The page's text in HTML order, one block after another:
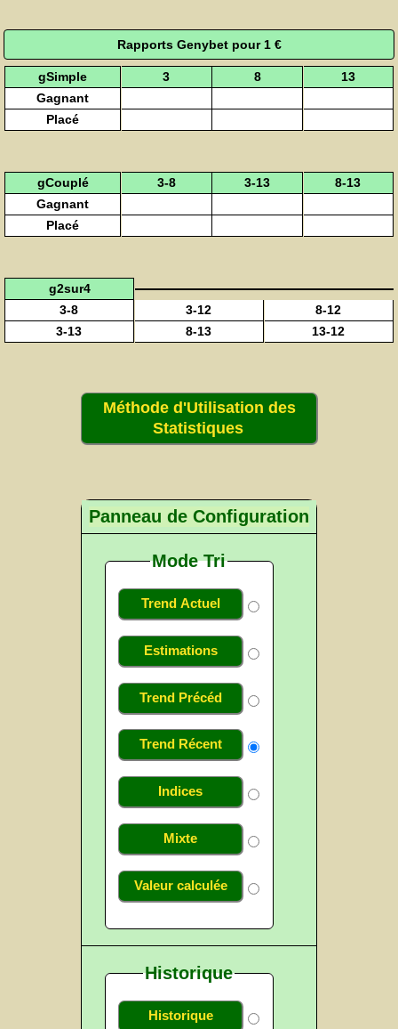
Rapports Genybet pour 1 €
gSimple 3 8
13
Gagnant
Placé
gCouplé 3-8 3-13
8-13
Gagnant
Placé
g2sur4
3-8
3-12
8-12
3-13
8-13 13-12
Méthode d'Utilisation des
Statistiques
Panneau de Configuration
Mode Tri
Trend Actuel
Estimations
Trend Précéd
Trend Récent
Indices
Mixte
Valeur calculée
Historique
Historique